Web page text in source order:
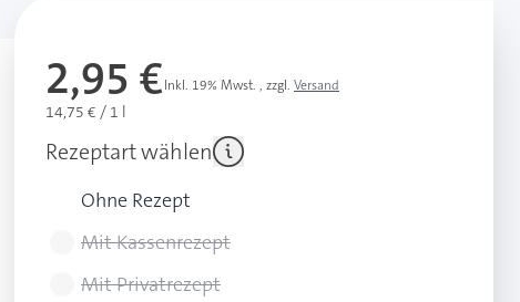
2,95 €Inkl. 19% Mwst. , zzgl. Versand
14,75 € / 1 l
Rezeptart wählen
Ohne Rezept
Mit Kassenrezept
Mit Privatrezept